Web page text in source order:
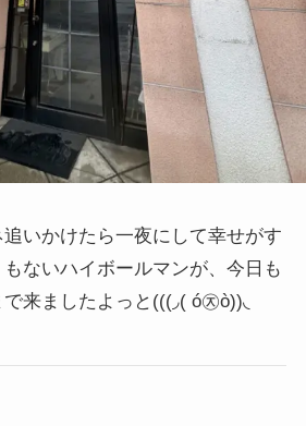
いかけたら一夜にして幸せがす
ないハイボールマンが、今日も
来ましたよっと (((◞( ó㉨ò))◟